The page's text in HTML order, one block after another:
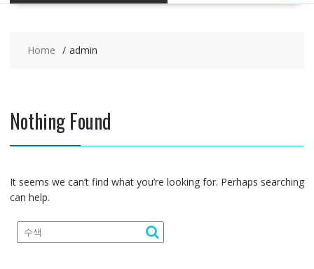
Home admin
Nothing Found
It seems we can’t find what you’re looking for. Perhaps searching
can help.